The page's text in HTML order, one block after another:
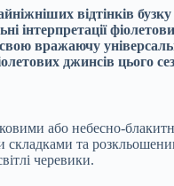
відтінків
інтерпретації
вражаючу
джинсів цього
або небесно-
та
черевики.